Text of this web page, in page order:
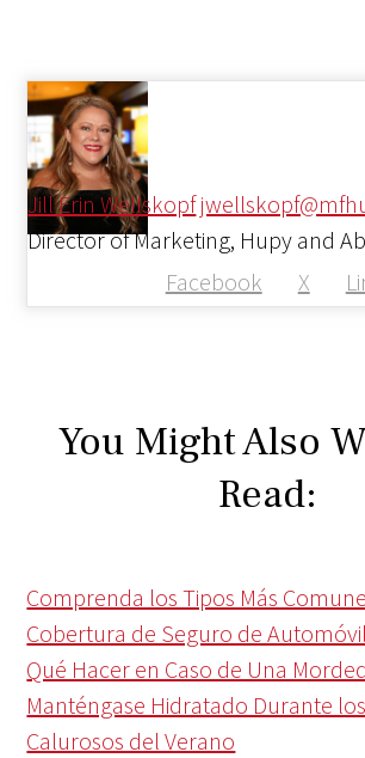
Jill Erin Wellskopf
Facebook X
Director of Marketing, Hupy and
You Might Also
Read:
Comprenda los Tipos Más
Cobertura de Seguro de Automóvil
Qué Hacer en Caso de Una
Manténgase Hidratado Durante
Calurosos del Verano